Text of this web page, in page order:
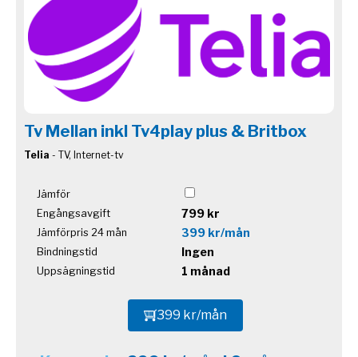
Tv Mellan inkl Tv4play plus & Britbox
Telia - TV, Internet-tv
Jämför
Engångsavgift
799 kr
Jämförpris 24 mån 399 kr/mån
Bindningstid Ingen
Uppsägningstid 1 månad
399 kr/mån